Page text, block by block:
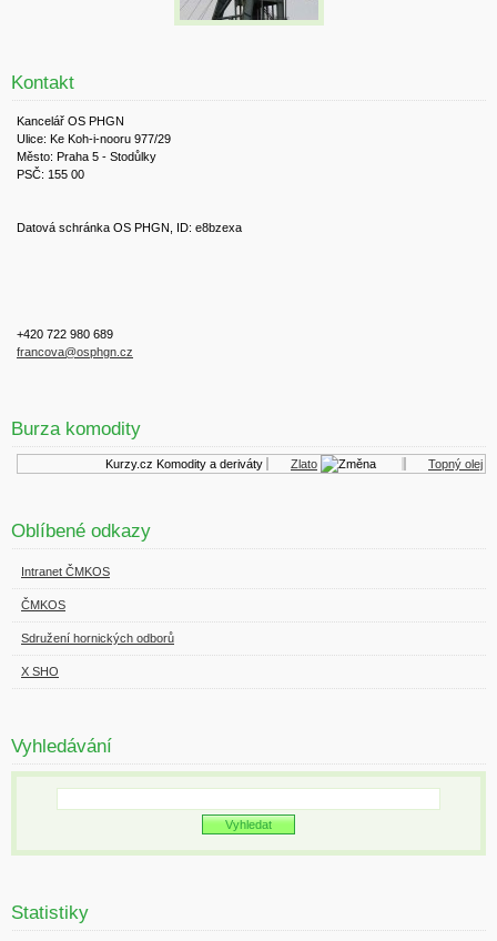
Kontakt
Kancelář OS PHGN
Ulice: Ke Koh-i-nooru 977/29
Město: Praha 5 - Stodůlky
PSČ: 155 00
Datová schránka OS PHGN, ID: e8bzexa
+420 722 980 689
francova@osphgn.cz
Burza komodity
Kurzy.cz Komodity a deriváty Zlato Topný olej
Oblíbené odkazy
Intranet ČMKOS
ČMKOS
Sdružení hornických odborů
X SHO
Vyhledávání
Statistiky